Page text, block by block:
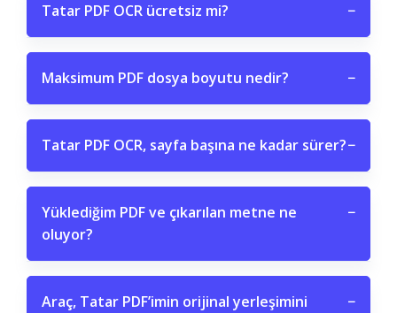
Tatar PDF OCR ücretsiz mi? −
Maksimum PDF dosya boyutu nedir? −
Tatar PDF OCR, sayfa başına ne kadar sürer?−
Yüklediğim PDF ve çıkarılan metne ne
oluyor?
−
Araç, Tatar PDF’imin orijinal yerleşimini
−